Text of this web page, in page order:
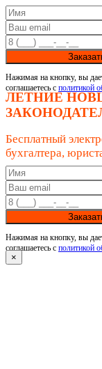
Нажимая на кнопку, вы
соглашаетесь с политикой
ЛЕТНИЕ
Бесплатный
бухгалтера,
Нажимая на кнопку, вы
соглашаетесь с политикой
×